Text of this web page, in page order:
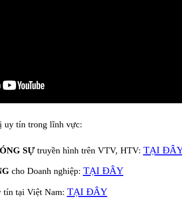
uy tín trong lĩnh vực:
SỰtruyền hình trên VTV, HTV: TẠI
cho Doanh nghiệp: TẠI ĐÂY
tại Việt Nam: TẠI ĐÂY